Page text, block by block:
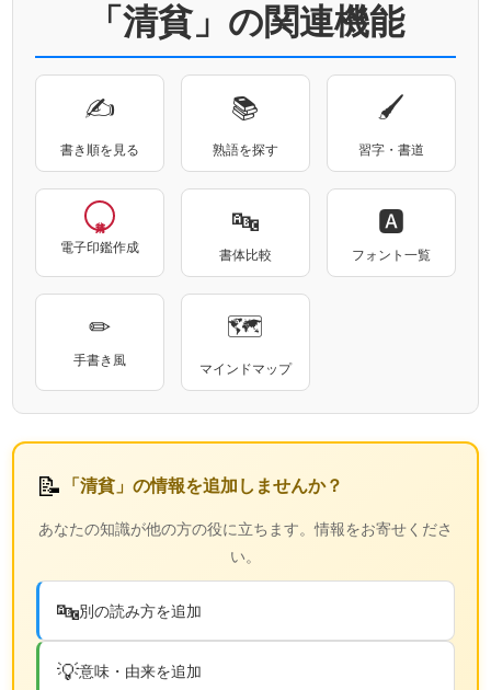
「清貧」の関連機能
✍
書き順を見る
📚
熟語を探す
🖌
習字・書道
電子印鑑作成
🔤
書体比較
🅰
フォント一覧
✏
手書き風
🗺
マインドマップ
📝 「清貧」の情報を追加しませんか？
あなたの知識が他の方の役に立ちます。情報をお寄せくださ
い。
🔤別の読み方を追加
💡意味・由来を追加